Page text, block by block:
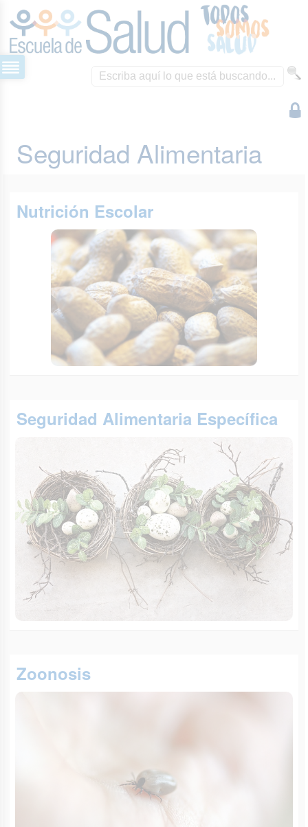
Seguridad Alimentaria
Nutrición Escolar
Seguridad Alimentaria Específica
Zoonosis